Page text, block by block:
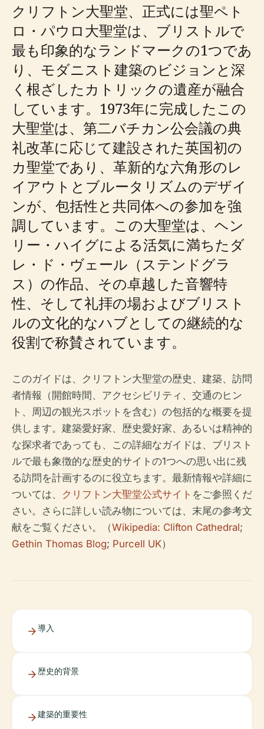
クリフトン大聖堂、正式には聖ペト
ロ・パウロ大聖堂は、ブリストルで
最も印象的なランドマークの1つであ
り、モダニスト建築のビジョンと深
く根ざしたカトリックの遺産が融合
しています。1973年に完成したこの
大聖堂は、第二バチカン公会議の典
礼改革に応じて建設された英国初の
カ聖堂であり、革新的な六角形のレ
イアウトとブルータリズムのデザイ
ンが、包括性と共同体への参加を強
調しています。この大聖堂は、ヘン
リー・ハイグによる活気に満ちたダ
レ・ド・ヴェール（ステンドグラ
ス）の作品、その卓越した音響特
性、そして礼拝の場およびブリスト
ルの文化的なハブとしての継続的な
役割で称賛されています。
このガイドは、クリフトン大聖堂の歴史、建築、訪問
者情報（開館時間、アクセシビリティ、交通のヒン
ト、周辺の観光スポットを含む）の包括的な概要を提
供します。建築愛好家、歴史愛好家、あるいは精神的
な探求者であっても、この詳細なガイドは、ブリスト
ルで最も象徴的な歴史的サイトの1つへの思い出に残
る訪問を計画するのに役立ちます。最新情報や詳細に
ついては、 クリフトン大聖堂公式サイト をご参照くだ
さい。さらに詳しい読み物については、末尾の参考文
献をご覧ください。（Wikipedia: Clifton Cathedral;
Gethin Thomas Blog; Purcell UK）
導入
歴史的背景
建築的重要性